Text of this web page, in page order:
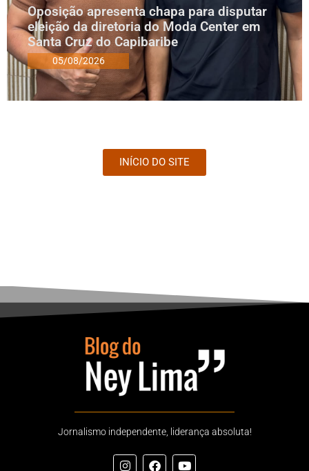
Oposição apresenta chapa para disputar
eleição da diretoria do Moda Center em
Santa Cruz do Capibaribe
05/08/2026
INÍCIO DO SITE
Jornalismo independente, liderança absoluta!